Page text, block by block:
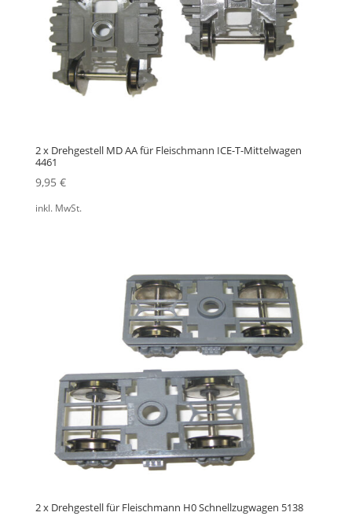
2 x Drehgestell MD AA für Fleischmann ICE-T-Mittelwagen
4461
9,95 €
inkl. MwSt.
2 x Drehgestell für Fleischmann H0 Schnellzugwagen 5138